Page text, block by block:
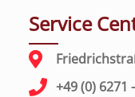
Service
+49 (0) 6271